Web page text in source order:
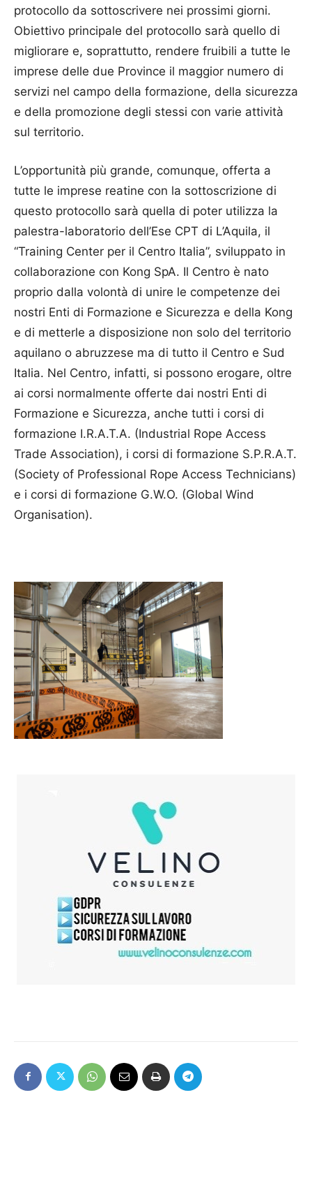
protocollo da sottoscrivere nei prossimi giorni.
Obiettivo principale del protocollo sarà quello di
migliorare e, soprattutto, rendere fruibili a tutte le
imprese delle due Province il maggior numero di
servizi nel campo della formazione, della sicurezza
e della promozione degli stessi con varie attività
sul territorio.
L’opportunità più grande, comunque, offerta a
tutte le imprese reatine con la sottoscrizione di
questo protocollo sarà quella di poter utilizza la
palestra-laboratorio dell’Ese CPT di L’Aquila, il
“Training Center per il Centro Italia”, sviluppato in
collaborazione con Kong SpA. Il Centro è nato
proprio dalla volontà di unire le competenze dei
nostri Enti di Formazione e Sicurezza e della Kong
e di metterle a disposizione non solo del territorio
aquilano o abruzzese ma di tutto il Centro e Sud
Italia. Nel Centro, infatti, si possono erogare, oltre
ai corsi normalmente offerte dai nostri Enti di
Formazione e Sicurezza, anche tutti i corsi di
formazione I.R.A.T.A. (Industrial Rope Access
Trade Association), i corsi di formazione S.P.R.A.T.
(Society of Professional Rope Access Technicians)
e i corsi di formazione G.W.O. (Global Wind
Organisation).